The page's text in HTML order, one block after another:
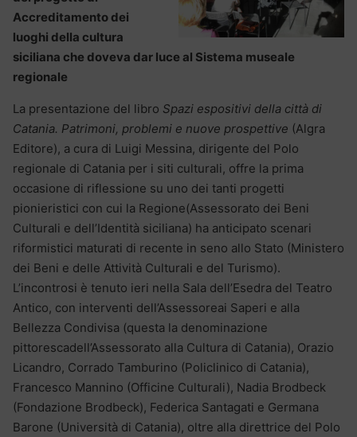
Accreditamento dei
luoghi della cultura
siciliana che doveva dar luce al Sistema museale
regionale
La presentazione del libro Spazi espositivi della città di
Catania. Patrimoni, problemi e nuove prospettive (Algra
Editore), a cura di Luigi Messina, dirigente del Polo
regionale di Catania per i siti culturali, offre la prima
occasione di riflessione su uno dei tanti progetti
pionieristici con cui la Regione(Assessorato dei Beni
Culturali e dell’Identità siciliana) ha anticipato scenari
riformistici maturati di recente in seno allo Stato (Ministero
dei Beni e delle Attività Culturali e del Turismo).
L’incontrosi è tenuto ieri nella Sala dell’Esedra del Teatro
Antico, con interventi dell’Assessoreai Saperi e alla
Bellezza Condivisa (questa la denominazione
pittorescadell’Assessorato alla Cultura di Catania), Orazio
Licandro, Corrado Tamburino (Policlinico di Catania),
Francesco Mannino (Officine Culturali), Nadia Brodbeck
(Fondazione Brodbeck), Federica Santagati e Germana
Barone (Università di Catania), oltre alla direttrice del Polo